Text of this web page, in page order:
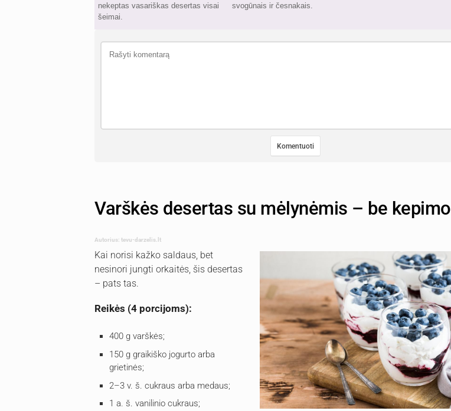
nekeptas vasariškas desertas visai
šeimai.
svogūnais ir česnakais.
Varškės desertas su mėlynėmis – be kepimo
Autorius: tevu-darzelis.lt
Kai norisi kažko saldaus, bet
nesinori jungti orkaitės, šis desertas
– pats tas.
Reikės (4 porcijoms):
400 g varškės;
150 g graikiško jogurto arba
grietinės;
2–3 v. š. cukraus arba medaus;
1 a. š. vanilinio cukraus;